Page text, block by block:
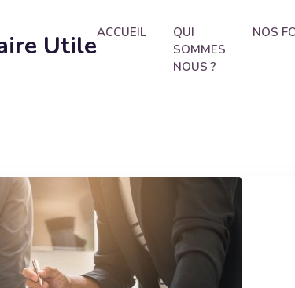
UtileACCUEIL
QUI
SOMMES
NOUS ?
NOS